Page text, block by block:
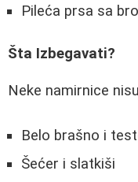
Pileća prsa sa
Šta Izbegavati?
Neke namirnice
Belo brašno i
Šećer i slatkiši